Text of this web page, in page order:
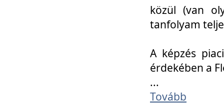
közül (van
tanfolyam
A képzés
érdekében a
...
Tovább